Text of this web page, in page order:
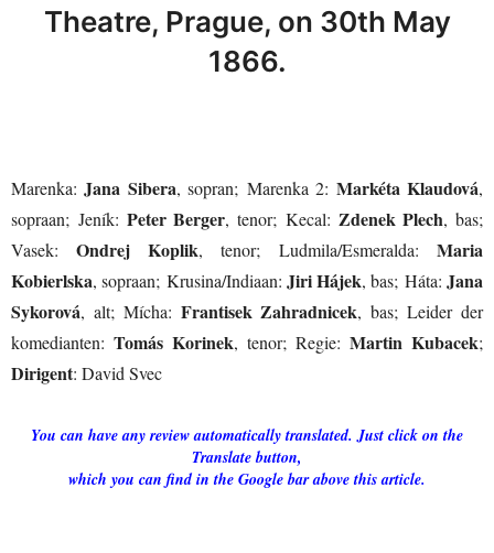
Theatre, Prague, on 30th May
1866.
Marenka:Jana Sibera, sopran; Marenka 2: Markéta Klaudová,
sopraan; Jeník: Peter Berger, tenor; Kecal: Zdenek Plech, bas;
Vasek: Ondrej Koplik, tenor; Ludmila/Esmeralda: Maria
Kobierlska, sopraan; Krusina/Indiaan: Jiri Hájek, bas; Háta:Jana
Sykorová, alt; Mícha: Frantisek Zahradnicek, bas; Leider der
komedianten: Tomás Korinek, tenor; Regie:Martin Kubacek;
Dirigent: David Svec
You can have any review automatically translated. Just click on the
Translate button,
which you can find in the Google bar above this article.